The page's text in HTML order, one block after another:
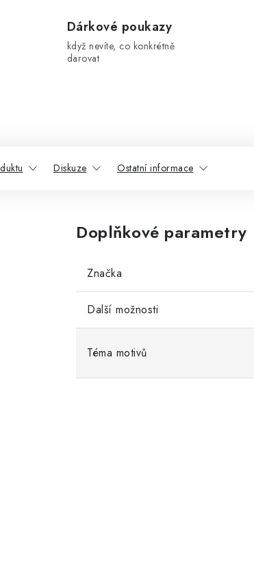
Dárkové poukazy
když nevíte, co konkrétně
darovat
Diskuze Ostatní informace
Doplňkové parametry
Značka
Další možnosti
Téma motivů